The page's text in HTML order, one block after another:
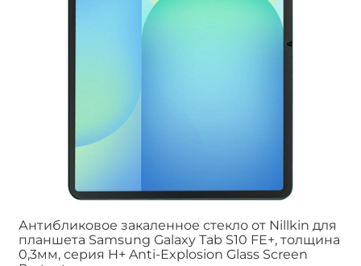
Антибликовое закаленное стекло от Nillkin для
планшета Samsung Galaxy Tab S10 FE+, толщина
0,3мм, серия H+ Anti-Explosion Glass Screen